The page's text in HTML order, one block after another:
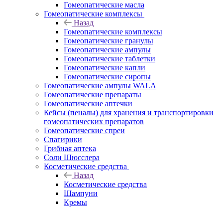
Гомеопатические масла
Гомеопатические комплексы
Назад
Гомеопатические комплексы
Гомеопатические гранулы
Гомеопатические ампулы
Гомеопатические таблетки
Гомеопатические капли
Гомеопатические сиропы
Гомеопатические ампулы WALA
Гомеопатические препараты
Гомеопатические аптечки
Кейсы (пеналы) для хранения и транспортировки
гомеопатических препаратов
Гомеопатические спреи
Спагирики
Грибная аптека
Соли Шюсслера
Косметические средства
Назад
Косметические средства
Шампуни
Кремы